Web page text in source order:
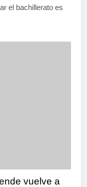
el bachillerato es
vuelve a